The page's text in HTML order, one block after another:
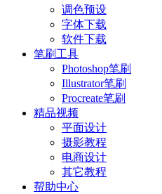
调色预设
字体下载
软件下载
笔刷工具
Photoshop笔刷
Illustrator笔刷
Procreate笔刷
精品视频
平面设计
摄影教程
电商设计
其它教程
帮助中心